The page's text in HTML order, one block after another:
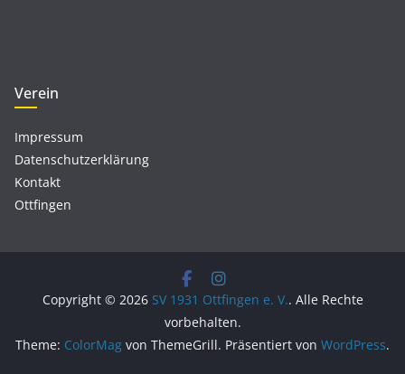
Verein
Impressum
Datenschutzerklärung
Kontakt
Ottfingen
Copyright © 2026 SV 1931 Ottfingen e. V.. Alle Rechte
vorbehalten.
Theme: ColorMag von ThemeGrill. Präsentiert von WordPress.